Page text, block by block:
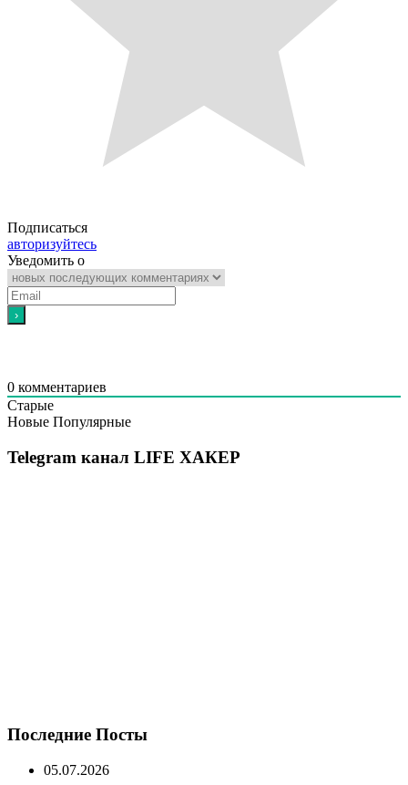
Подписаться
авторизуйтесь
Уведомить о
0 комментариев
Старые
Новые Популярные
Telegram канал LIFE ХАКЕР
Последние Посты
05.07.2026